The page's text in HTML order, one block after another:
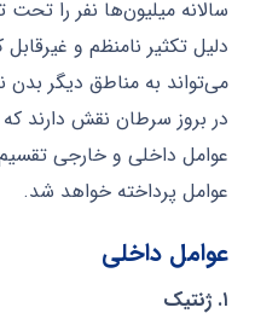
سالانه میلیون‌ها نفر را تحت
دلیل تکثیر نامنظم و
می‌تواند به مناطق دیگر
در بروز سرطان نقش دارند
عوامل داخلی و خارجی تقسیم
عوامل پرداخته خواهد شد.
عوامل داخلی
۱. ژنتیک